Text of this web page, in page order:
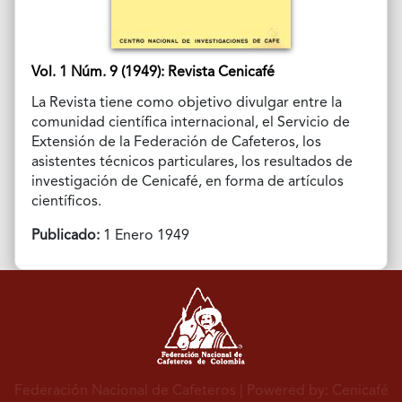
Vol. 1 Núm. 9 (1949): Revista Cenicafé
La Revista tiene como objetivo divulgar entre la
comunidad científica internacional, el Servicio de
Extensión de la Federación de Cafeteros, los
asistentes técnicos particulares, los resultados de
investigación de Cenicafé, en forma de artículos
científicos.
Publicado:1 Enero 1949
Federación Nacional de Cafeteros | Powered by: Cenicafé